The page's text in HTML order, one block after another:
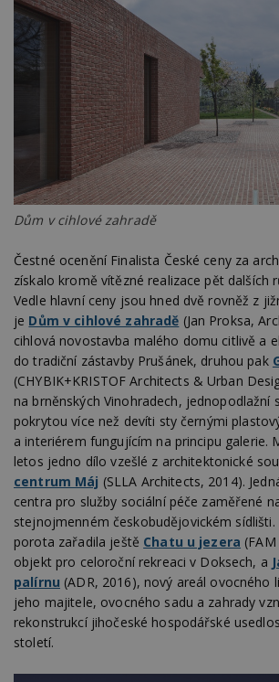
Dům v cihlové zahradě
Čestné ocenění Finalista České ceny za
získalo kromě vítězné realizace pět dalších
Vedle hlavní ceny jsou hned dvě rovněž z
je Dům v cihlové zahradě (Jan Proksa,
cihlová novostavba malého domu citlivě a
do tradiční zástavby Prušánek, druhou pak
(CHYBIK+KRISTOF Architects & Urban
na brněnských Vinohradech, jednopodlažní
pokrytou více než devíti sty černými
a interiérem fungujícím na principu galerie.
letos jedno dílo vzešlé z architektonické
centrum Máj (SLLA Architects, 2014).
centra pro služby sociální péče zaměřené
stejnojmenném českobudějovickém
porota zařadila ještě Chatu u jezera
objekt pro celoroční rekreaci v Doksech, a
palírnu (ADR, 2016), nový areál ovocného
jeho majitele, ovocného sadu a zahrady
rekonstrukcí jihočeské hospodářské
století.